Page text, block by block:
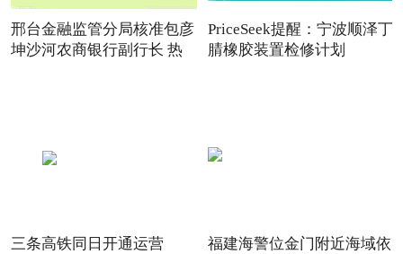
邢台金融监管分局核准包彦
坤沙河农商银行副行长 热
PriceSeek提醒：宁波顺泽丁
腈橡胶装置检修计划
三条高铁同日开通运营
福建海警位金门附近海域依